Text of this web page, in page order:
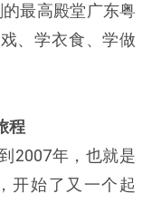
最高殿堂广东粤
、学衣食、学做
程
年，也就是
开始了又一个起